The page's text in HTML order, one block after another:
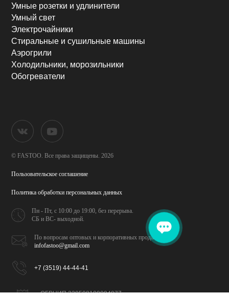
Умные розетки и удлинители
Умный свет
Электрочайники
Стиральные и сушильные машины
Аэрогрили
Холодильники, морозильники
Обогреватели
© FASTOO. Все права защищены. 2026
Пользовательское соглашение
Политика обработкиперсональных данных
Пн - Пт, с 10:00 до 19:00,без перерыва.
СБ и ВС- выходной.
По вопросам оптовых икорпоративных продаж
infofastoo@gmail.com
+7 (3519) 44-44-41
ОГРНИП 320508100094077